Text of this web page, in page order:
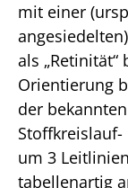
mit einer
als
Orientierung
der
um 3
tabellenartig